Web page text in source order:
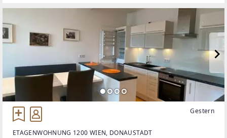
Gestern
ETAGENWOHNUNG 1200 WIEN, DONAUSTADT